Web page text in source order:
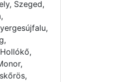
Szeged,